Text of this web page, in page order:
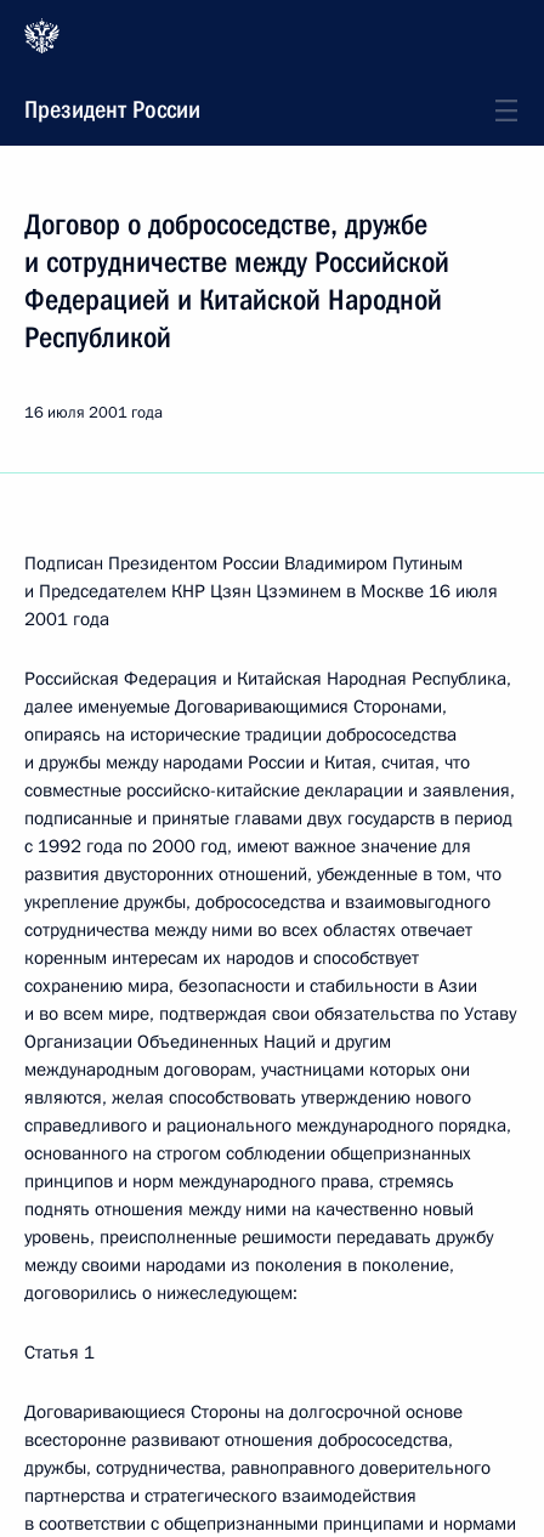
Президент России
Договор о добрососедстве, дружбе
и сотрудничестве между Российской
Федерацией и Китайской Народной
Республикой
16 июля 2001 года
Подписан Президентом России Владимиром Путиным
и Председателем КНР Цзян Цзэминем в Москве 16 июля
2001 года
Российская Федерация и Китайская Народная Республика,
далее именуемые Договаривающимися Сторонами,
опираясь на исторические традиции добрососедства
и дружбы между народами России и Китая, считая, что
совместные российско-китайские декларации и заявления,
подписанные и принятые главами двух государств в период
с 1992 года по 2000 год, имеют важное значение для
развития двусторонних отношений, убежденные в том, что
укрепление дружбы, добрососедства и взаимовыгодного
сотрудничества между ними во всех областях отвечает
коренным интересам их народов и способствует
сохранению мира, безопасности и стабильности в Азии
и во всем мире, подтверждая свои обязательства по Уставу
Организации Объединенных Наций и другим
международным договорам, участницами которых они
являются, желая способствовать утверждению нового
справедливого и рационального международного порядка,
основанного на строгом соблюдении общепризнанных
принципов и норм международного права, стремясь
поднять отношения между ними на качественно новый
уровень, преисполненные решимости передавать дружбу
между своими народами из поколения в поколение,
договорились о нижеследующем:
Статья 1
Договаривающиеся Стороны на долгосрочной основе
всесторонне развивают отношения добрососедства,
дружбы, сотрудничества, равноправного доверительного
партнерства и стратегического взаимодействия
в соответствии с общепризнанными принципами и нормами